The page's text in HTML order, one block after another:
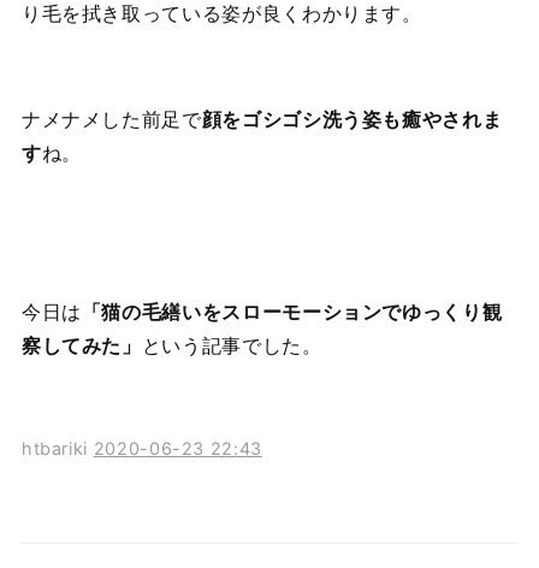
り毛を拭き取っている姿が良くわかります。
ナメナメした前足で顔をゴシゴシ洗う姿も癒やされま
すね。
今日は 「猫の毛繕いをスローモーションでゆっくり観
察してみた」 という記事でした。
htbariki 2020-06-23 22:43